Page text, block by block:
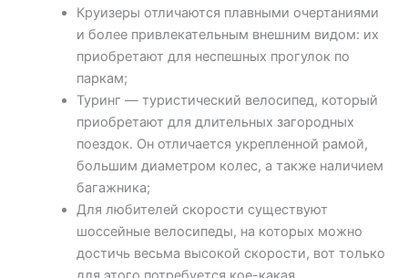
Круизеры отличаются плавными очертаниями
и более привлекательным внешним видом: их
приобретают для неспешных прогулок по
паркам;
Туринг — туристический велосипед, который
приобретают для длительных загородных
поездок. Он отличается укрепленной рамой,
большим диаметром колес, а также наличием
багажника;
Для любителей скорости существуют
шоссейные велосипеды, на которых можно
достичь весьма высокой скорости, вот только